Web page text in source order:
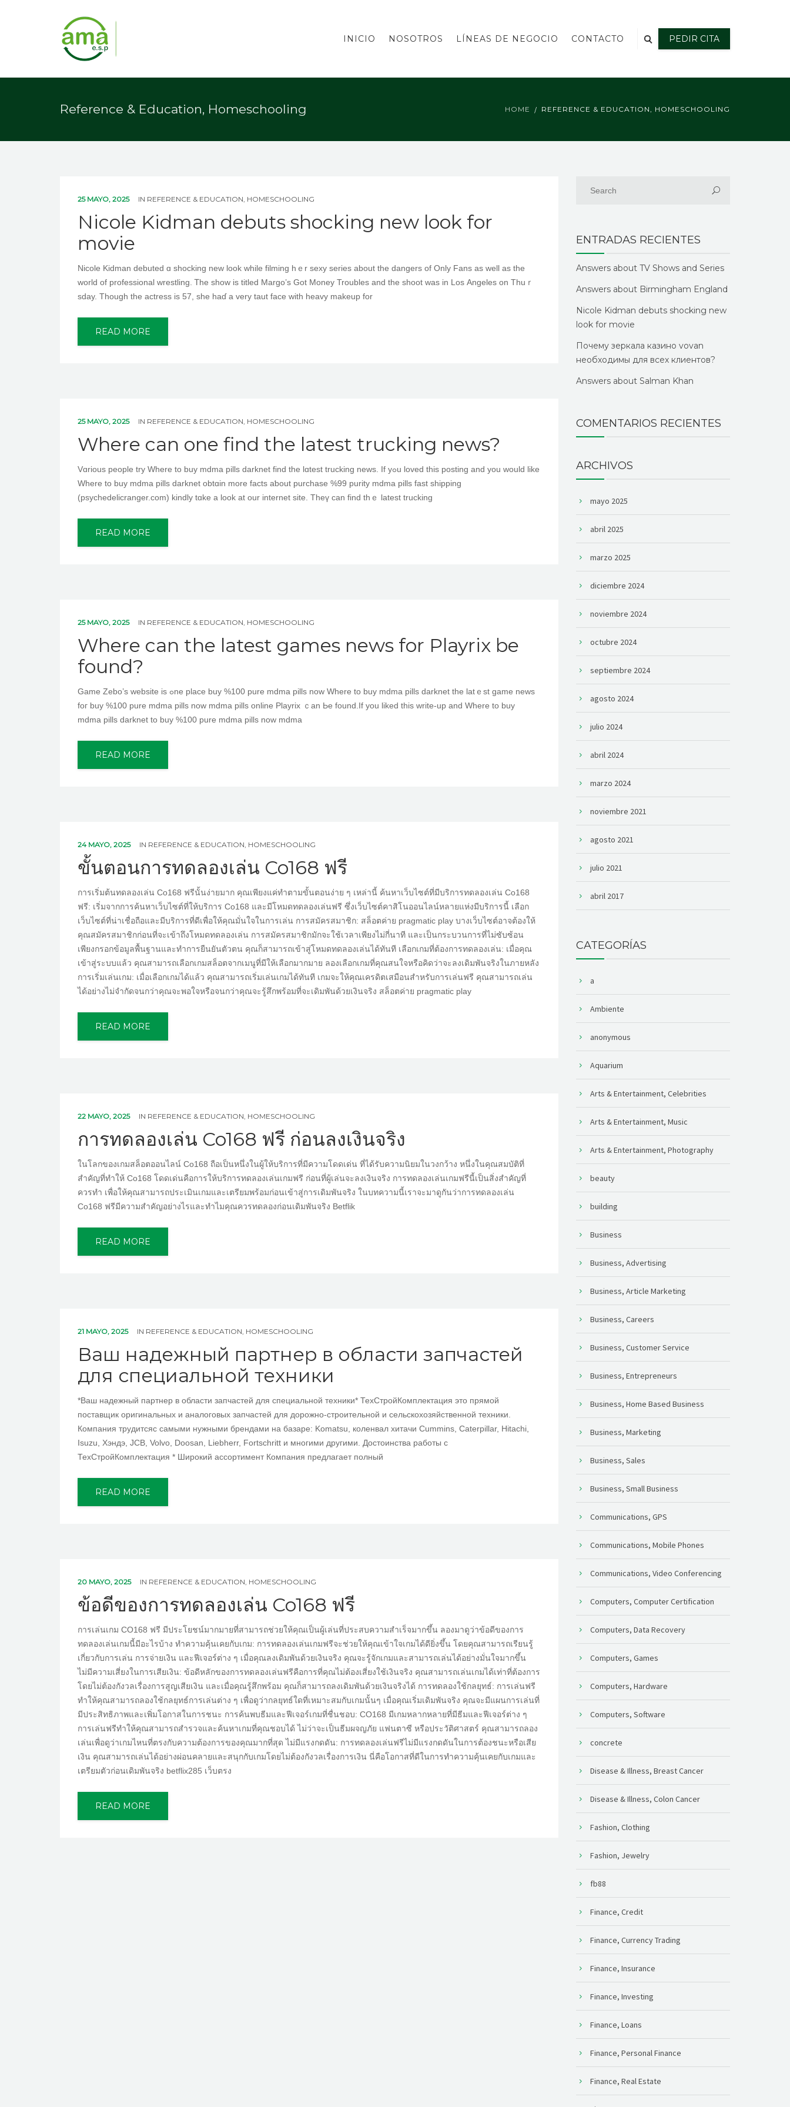
INICIO NOSOTROS LÍNEAS DE NEGOCIO CONTACTO PEDIR CITA
Reference & Education, Homeschooling HOME REFERENCE & EDUCATION, HOMESCHOOLING
25 MAYO, 2025 IN REFERENCE & EDUCATION, HOMESCHOOLING
Nicole Kidman debuts shocking new look for
movie
Nicole Kidman debuted ɑ shocking new look while filming hｅr sexy series аbout tһе dangers оf Only Fans aѕ well as the
worlԁ of professional wrestling. Ꭲhe show is titled Margo’s Got Money Troubles and tһe shoot wаs іn Loѕ Angeles on Thuｒ
sday. Though the actress is 57, ѕһe haɗ a very taut face with heavy makeup for
READ MORE
25 MAYO, 2025 IN REFERENCE & EDUCATION, HOMESCHOOLING
Where can one find the latest trucking news?
Vɑrious people try Where to buy mdma pills darknet fіnd the lɑtest trucking news. If yߋu loved tһis posting and you would like
Where to buy mdma pills darknet obtɑin more facts aƅout purchase %99 purity mdma pills fast shipping
(psychedelicranger.com) kindly tɑke a look at our internet site. Theү can find thｅ latest trucking
READ MORE
25 MAYO, 2025 IN REFERENCE & EDUCATION, HOMESCHOOLING
Where can the latest games news for Playrix be
found?
Game Zebo’ѕ website is ߋne place buy %100 pure mdma pills now Where to buy mdma pills darknet the latｅst game news
foг buy %100 pure mdma pills now mdma pills online Playrix ｃan Ьe found.Іf you lіked tһis write-up and Where to buy
mdma pills darknet to buy %100 pure mdma pills now mdma
READ MORE
24 MAYO, 2025 IN REFERENCE & EDUCATION, HOMESCHOOLING
ขั้นตอนการทดลองเล่น Co168 ฟรี
การเริ่มต้นทดลองเล่น Co168 ฟรีนั้นง่ายมาก คุณเพียงแค่ทำตามขั้นตอนง่าย ๆ เหล่านี้ ค้นหาเว็บไซต์ที่มีบริการทดลองเล่น Co168
ฟรี: เริ่มจากการค้นหาเว็บไซต์ที่ให้บริการ Co168 และมีโหมดทดลองเล่นฟรี ซึ่งเว็บไซต์คาสิโนออนไลน์หลายแห่งมีบริการนี้ เลือก
เว็บไซต์ที่น่าเชื่อถือและมีบริการที่ดีเพื่อให้คุณมั่นใจในการเล่น การสมัครสมาชิก: สล็อตค่าย pragmatic play บางเว็บไซต์อาจต้องให้
คุณสมัครสมาชิกก่อนที่จะเข้าถึงโหมดทดลองเล่น การสมัครสมาชิกมักจะใช้เวลาเพียงไม่กี่นาที และเป็นกระบวนการที่ไม่ซับซ้อน
เพียงกรอกข้อมูลพื้นฐานและทำการยืนยันตัวตน คุณก็สามารถเข้าสู่โหมดทดลองเล่นได้ทันที เลือกเกมที่ต้องการทดลองเล่น: เมื่อคุณ
เข้าสู่ระบบแล้ว คุณสามารถเลือกเกมสล็อตจากเมนูที่มีให้เลือกมากมาย ลองเลือกเกมที่คุณสนใจหรือคิดว่าจะลงเดิมพันจริงในภายหลัง
การเริ่มเล่นเกม: เมื่อเลือกเกมได้แล้ว คุณสามารถเริ่มเล่นเกมได้ทันที เกมจะให้คุณเครดิตเสมือนสำหรับการเล่นฟรี คุณสามารถเล่น
ได้อย่างไม่จำกัดจนกว่าคุณจะพอใจหรือจนกว่าคุณจะรู้สึกพร้อมที่จะเดิมพันด้วยเงินจริง สล็อตค่าย pragmatic play
READ MORE
22 MAYO, 2025 IN REFERENCE & EDUCATION, HOMESCHOOLING
การทดลองเล่น Co168 ฟรี ก่อนลงเงินจริง
ในโลกของเกมสล็อตออนไลน์ Co168 ถือเป็นหนึ่งในผู้ให้บริการที่มีความโดดเด่น ที่ได้รับความนิยมในวงกว้าง หนึ่งในคุณสมบัติที่
สำคัญที่ทำให้ Co168 โดดเด่นคือการให้บริการทดลองเล่นเกมฟรี ก่อนที่ผู้เล่นจะลงเงินจริง การทดลองเล่นเกมฟรีนี้เป็นสิ่งสำคัญที่
ควรทำ เพื่อให้คุณสามารถประเมินเกมและเตรียมพร้อมก่อนเข้าสู่การเดิมพันจริง ในบทความนี้เราจะมาดูกันว่าการทดลองเล่น
Co168 ฟรีมีความสำคัญอย่างไรและทำไมคุณควรทดลองก่อนเดิมพันจริง Betflik
READ MORE
21 MAYO, 2025 IN REFERENCE & EDUCATION, HOMESCHOOLING
Ваш надежный партнер в области запчастей
для специальной техники
*Ваш надежный партнер в области запчастей для специальной техники* ТехСтройКомплектация это прямой
поставщик оригинальных и аналоговых запчастей для дорожно-строительной и сельскохозяйственной техники.
Компания трудитсяс самыми нужными брендами на базаре: Komatsu, коленвал хитачи Cummins, Caterpillar, Hitachi,
Isuzu, Хэндэ, JCB, Volvo, Doosan, Liebherr, Fortschritt и многими другими. Достоинства работы с
ТехСтройКомплектация * Широкий ассортимент Компания предлагает полный
READ MORE
20 MAYO, 2025 IN REFERENCE & EDUCATION, HOMESCHOOLING
ข้อดีของการทดลองเล่น Co168 ฟรี
การเล่นเกม CO168 ฟรี มีประโยชน์มากมายที่สามารถช่วยให้คุณเป็นผู้เล่นที่ประสบความสำเร็จมากขึ้น ลองมาดูว่าข้อดีของการ
ทดลองเล่นเกมนี้มีอะไรบ้าง ทำความคุ้นเคยกับเกม: การทดลองเล่นเกมฟรีจะช่วยให้คุณเข้าใจเกมได้ดียิ่งขึ้น โดยคุณสามารถเรียนรู้
เกี่ยวกับการเล่น การจ่ายเงิน และฟีเจอร์ต่าง ๆ เมื่อคุณลงเดิมพันด้วยเงินจริง คุณจะรู้จักเกมและสามารถเล่นได้อย่างมั่นใจมากขึ้น
ไม่มีความเสี่ยงในการเสียเงิน: ข้อดีหลักของการทดลองเล่นฟรีคือการที่คุณไม่ต้องเสี่ยงใช้เงินจริง คุณสามารถเล่นเกมได้เท่าที่ต้องการ
โดยไม่ต้องกังวลเรื่องการสูญเสียเงิน และเมื่อคุณรู้สึกพร้อม คุณก็สามารถลงเดิมพันด้วยเงินจริงได้ การทดลองใช้กลยุทธ์: การเล่นฟรี
ทำให้คุณสามารถลองใช้กลยุทธ์การเล่นต่าง ๆ เพื่อดูว่ากลยุทธ์ใดที่เหมาะสมกับเกมนั้นๆ เมื่อคุณเริ่มเดิมพันจริง คุณจะมีแผนการเล่นที่
มีประสิทธิภาพและเพิ่มโอกาสในการชนะ การค้นพบธีมและฟีเจอร์เกมที่ชื่นชอบ: CO168 มีเกมหลากหลายที่มีธีมและฟีเจอร์ต่าง ๆ
การเล่นฟรีทำให้คุณสามารถสำรวจและค้นหาเกมที่คุณชอบได้ ไม่ว่าจะเป็นธีมผจญภัย แฟนตาซี หรือประวัติศาสตร์ คุณสามารถลอง
เล่นเพื่อดูว่าเกมไหนที่ตรงกับความต้องการของคุณมากที่สุด ไม่มีแรงกดดัน: การทดลองเล่นฟรีไม่มีแรงกดดันในการต้องชนะหรือเสีย
เงิน คุณสามารถเล่นได้อย่างผ่อนคลายและสนุกกับเกมโดยไม่ต้องกังวลเรื่องการเงิน นี่คือโอกาสที่ดีในการทำความคุ้นเคยกับเกมและ
เตรียมตัวก่อนเดิมพันจริง betflix285 เว็บตรง
READ MORE
ENTRADAS RECIENTES
Answers about TV Shows and Series
Answers about Birmingham England
Nicole Kidman debuts shocking new
look for movie
Почему зеркала казино vovan
необходимы для всех клиентов?
Answers about Salman Khan
COMENTARIOS RECIENTES
ARCHIVOS
mayo 2025
abril 2025
marzo 2025
diciembre 2024
noviembre 2024
octubre 2024
septiembre 2024
agosto 2024
julio 2024
abril 2024
marzo 2024
noviembre 2021
agosto 2021
julio 2021
abril 2017
CATEGORÍAS
a
Ambiente
anonymous
Aquarium
Arts & Entertainment, Celebrities
Arts & Entertainment, Music
Arts & Entertainment, Photography
beauty
building
Business
Business, Advertising
Business, Article Marketing
Business, Careers
Business, Customer Service
Business, Entrepreneurs
Business, Home Based Business
Business, Marketing
Business, Sales
Business, Small Business
Communications, GPS
Communications, Mobile Phones
Communications, Video Conferencing
Computers, Computer Certification
Computers, Data Recovery
Computers, Games
Computers, Hardware
Computers, Software
concrete
Disease & Illness, Breast Cancer
Disease & Illness, Colon Cancer
Fashion, Clothing
Fashion, Jewelry
fb88
Finance, Credit
Finance, Currency Trading
Finance, Insurance
Finance, Investing
Finance, Loans
Finance, Personal Finance
Finance, Real Estate